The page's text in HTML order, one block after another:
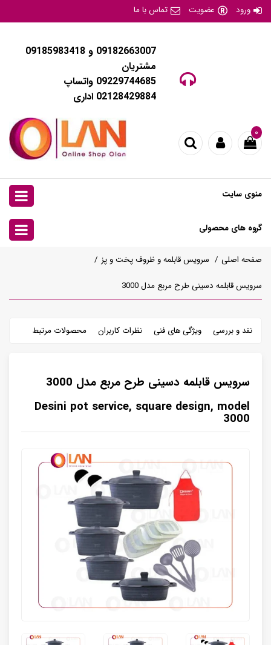
ورود عضویت تماس با ما
09182663007 و 09185983418
مشتریان
09229744685 واتساپ
02128429884 اداری
۰
منوی سایت
گروه های محصولی
صفحه اصلی سرویس قابلمه و ظروف پخت و پز
سرویس قابلمه دسینی طرح مربع مدل 3000
نقد و بررسی ویژگی های فنی نظرات کاربران محصولات مرتبط
سرویس قابلمه دسینی طرح مربع مدل 3000
Desini pot service, square design, model
3000